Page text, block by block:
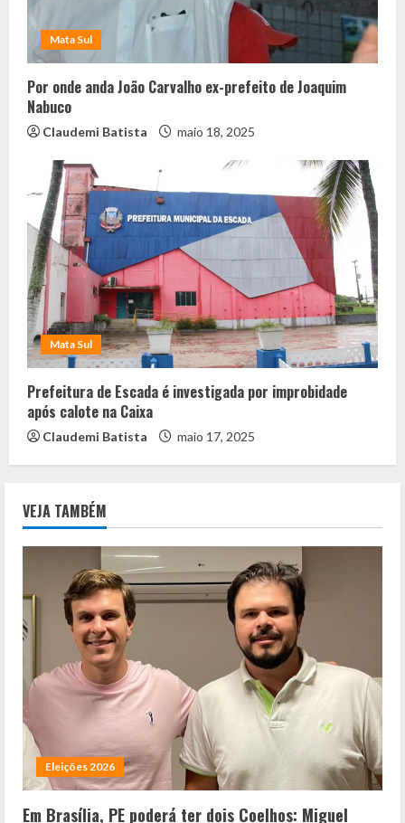
Mata Sul
Por onde anda João Carvalho ex-prefeito de Joaquim
Nabuco
Claudemi Batista maio 18, 2025
Mata Sul
Prefeitura de Escada é investigada por improbidade
após calote na Caixa
Claudemi Batista maio 17, 2025
VEJA TAMBÉM
Eleições 2026
Em Brasília, PE poderá ter dois Coelhos: Miguel